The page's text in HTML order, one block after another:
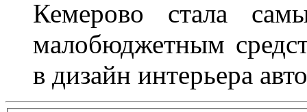
Кемерово стала
малобюджетным
в дизайн интерьера